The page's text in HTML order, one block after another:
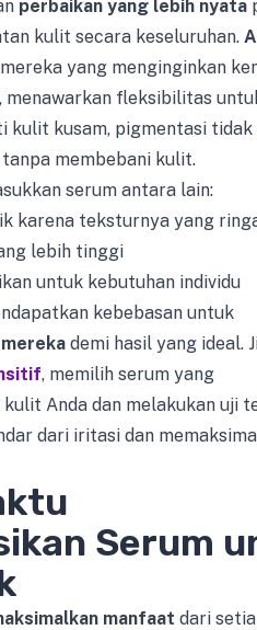
perbaikan yang lebih nyata
kulit secara keseluruhan.
yang menginginkan
fleksibilitas
kulit kusam, pigmentasi tidak
membebani kulit.
serum antara lain:
karena teksturnya yang
lebih tinggi
untuk kebutuhan individu
kebebasan untuk
demi hasil yang ideal.
, memilih serum yang
Anda dan melakukan uji
dari iritasi dan
Serum
manfaat dari